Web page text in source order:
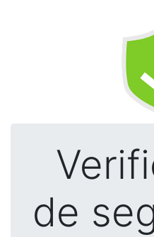
de